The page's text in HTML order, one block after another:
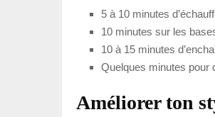
5 à 10 minutes
10 minutes sur les
10 à 15 minutes
Quelques minutes pour
Améliorer ton